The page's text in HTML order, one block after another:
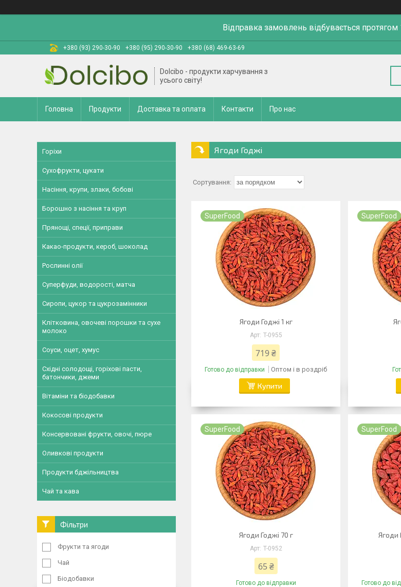
Відправка замовлень відбувається протягом
+380 (93) 290-30-90 +380 (95) 290-30-90 +380 (68) 469-63-69
Dolcibo - продукти харчування з
усього світу!
Головна Продукти Доставка та оплата Контакти Про нас
Ягоди Годжі
SuperFood
Ягоди Годжі 1 кг
T-0955
719 ₴
Готово до відправки Оптом і в роздріб
Купити
SuperFood
SuperFood
Ягоди Годжі 70 г
T-0952
65 ₴
Готово до відправки
SuperFood
Ягоди
Готово до
Горіхи
Сухофрукти, цукати
Насіння, крупи, злаки, бобові
Борошно з насіння та круп
Прянощі, спеції, приправи
Какао-продукти, кероб, шоколад
Рослинні олії
Суперфуди, водорості, матча
Сиропи, цукор та цукрозамінники
Клітковина, овочеві порошки та сухе
молоко
Соуси, оцет, хумус
Східні солодощі, горіхові пасти,
батончики, джеми
Вітаміни та біодобавки
Кокосові продукти
Консервовані фрукти, овочі, пюре
Оливкові продукти
Продукти бджільництва
Чай та кава
Фільтри
Фрукти та ягоди
Чай
Біодобавки